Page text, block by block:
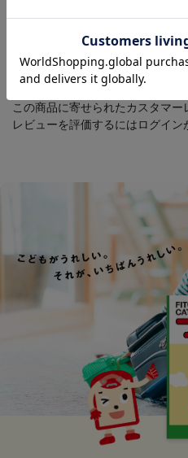
ユーザー
この商品に寄せられたカスタマー
レビューを評価するにはログイン